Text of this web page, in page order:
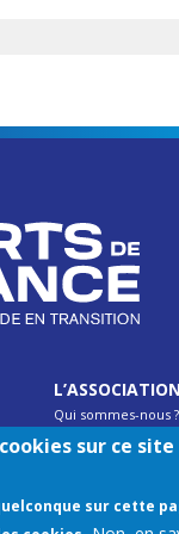
L’ASSOCIATION
Qui sommes-nous ?
Fonctionnement de
Contact
sur ce
sur cette